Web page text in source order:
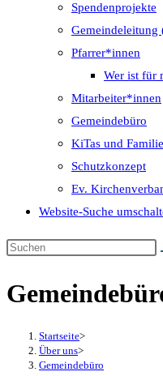
Spendenprojekte
Gemeindeleitung
Pfarrer*innen
Wer ist für
Mitarbeiter*innen
Gemeindebüro
KiTas und
Schutzkonzept
Ev.
Website-Suche
Startseite>
Über uns>
Gemeindebüro